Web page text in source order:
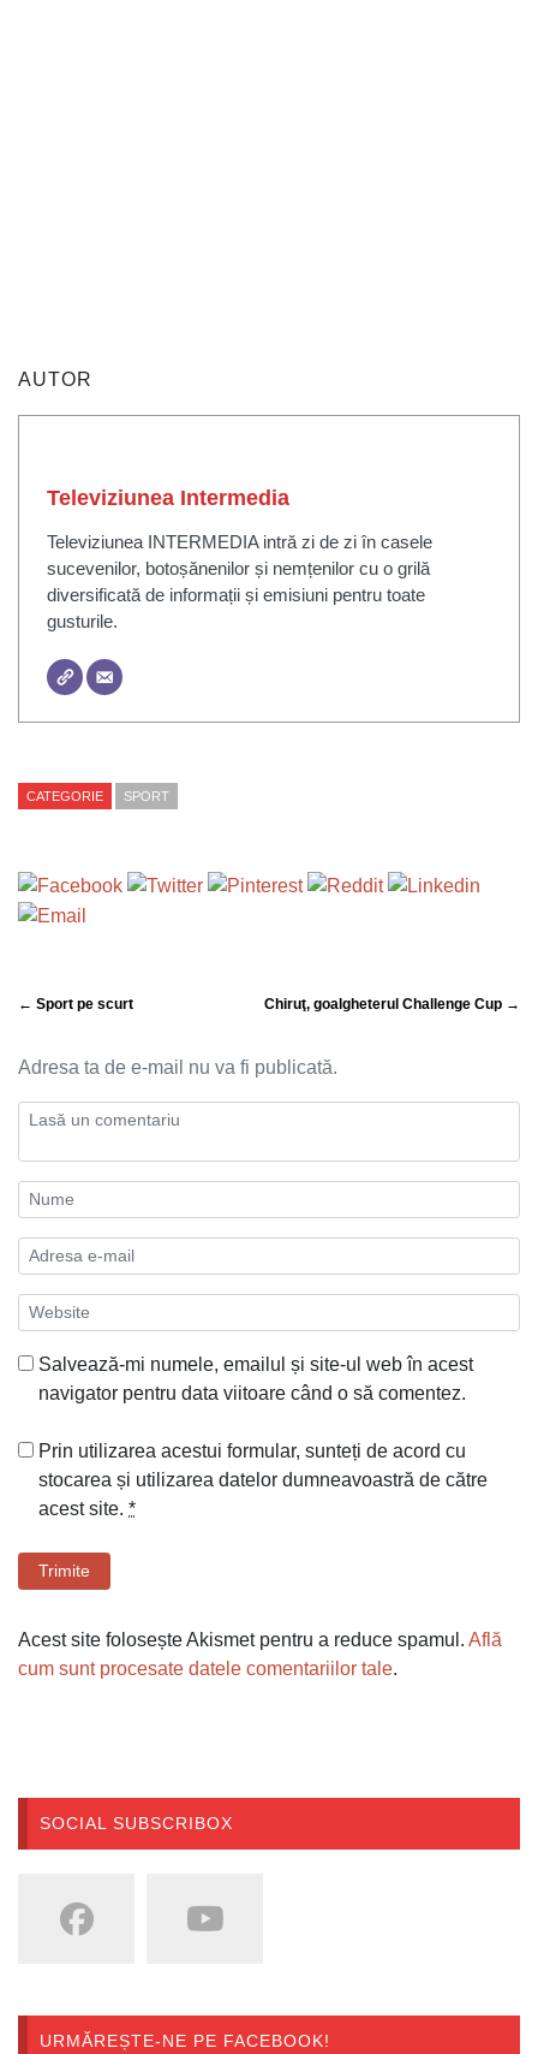
AUTOR
Televiziunea Intermedia
Televiziunea INTERMEDIA intră zi de zi în casele
sucevenilor, botoșănenilor și nemțenilor cu o grilă
diversificată de informații și emisiuni pentru toate
gusturile.
CATEGORIE SPORT
← Sport pe scurt Chiruţ, goalgheterul Challenge Cup →
Adresa ta de e-mail nu va fi publicată.
Salvează-mi numele, emailul și site-ul web în acest
navigator pentru data viitoare când o să comentez.
Prin utilizarea acestui formular, sunteți de acord cu
stocarea și utilizarea datelor dumneavoastră de către
acest site. *
Trimite
Acest site folosește Akismet pentru a reduce spamul. Află
cum sunt procesate datele comentariilor tale.
SOCIAL SUBSCRIBOX
URMĂREȘTE-NE PE FACEBOOK!